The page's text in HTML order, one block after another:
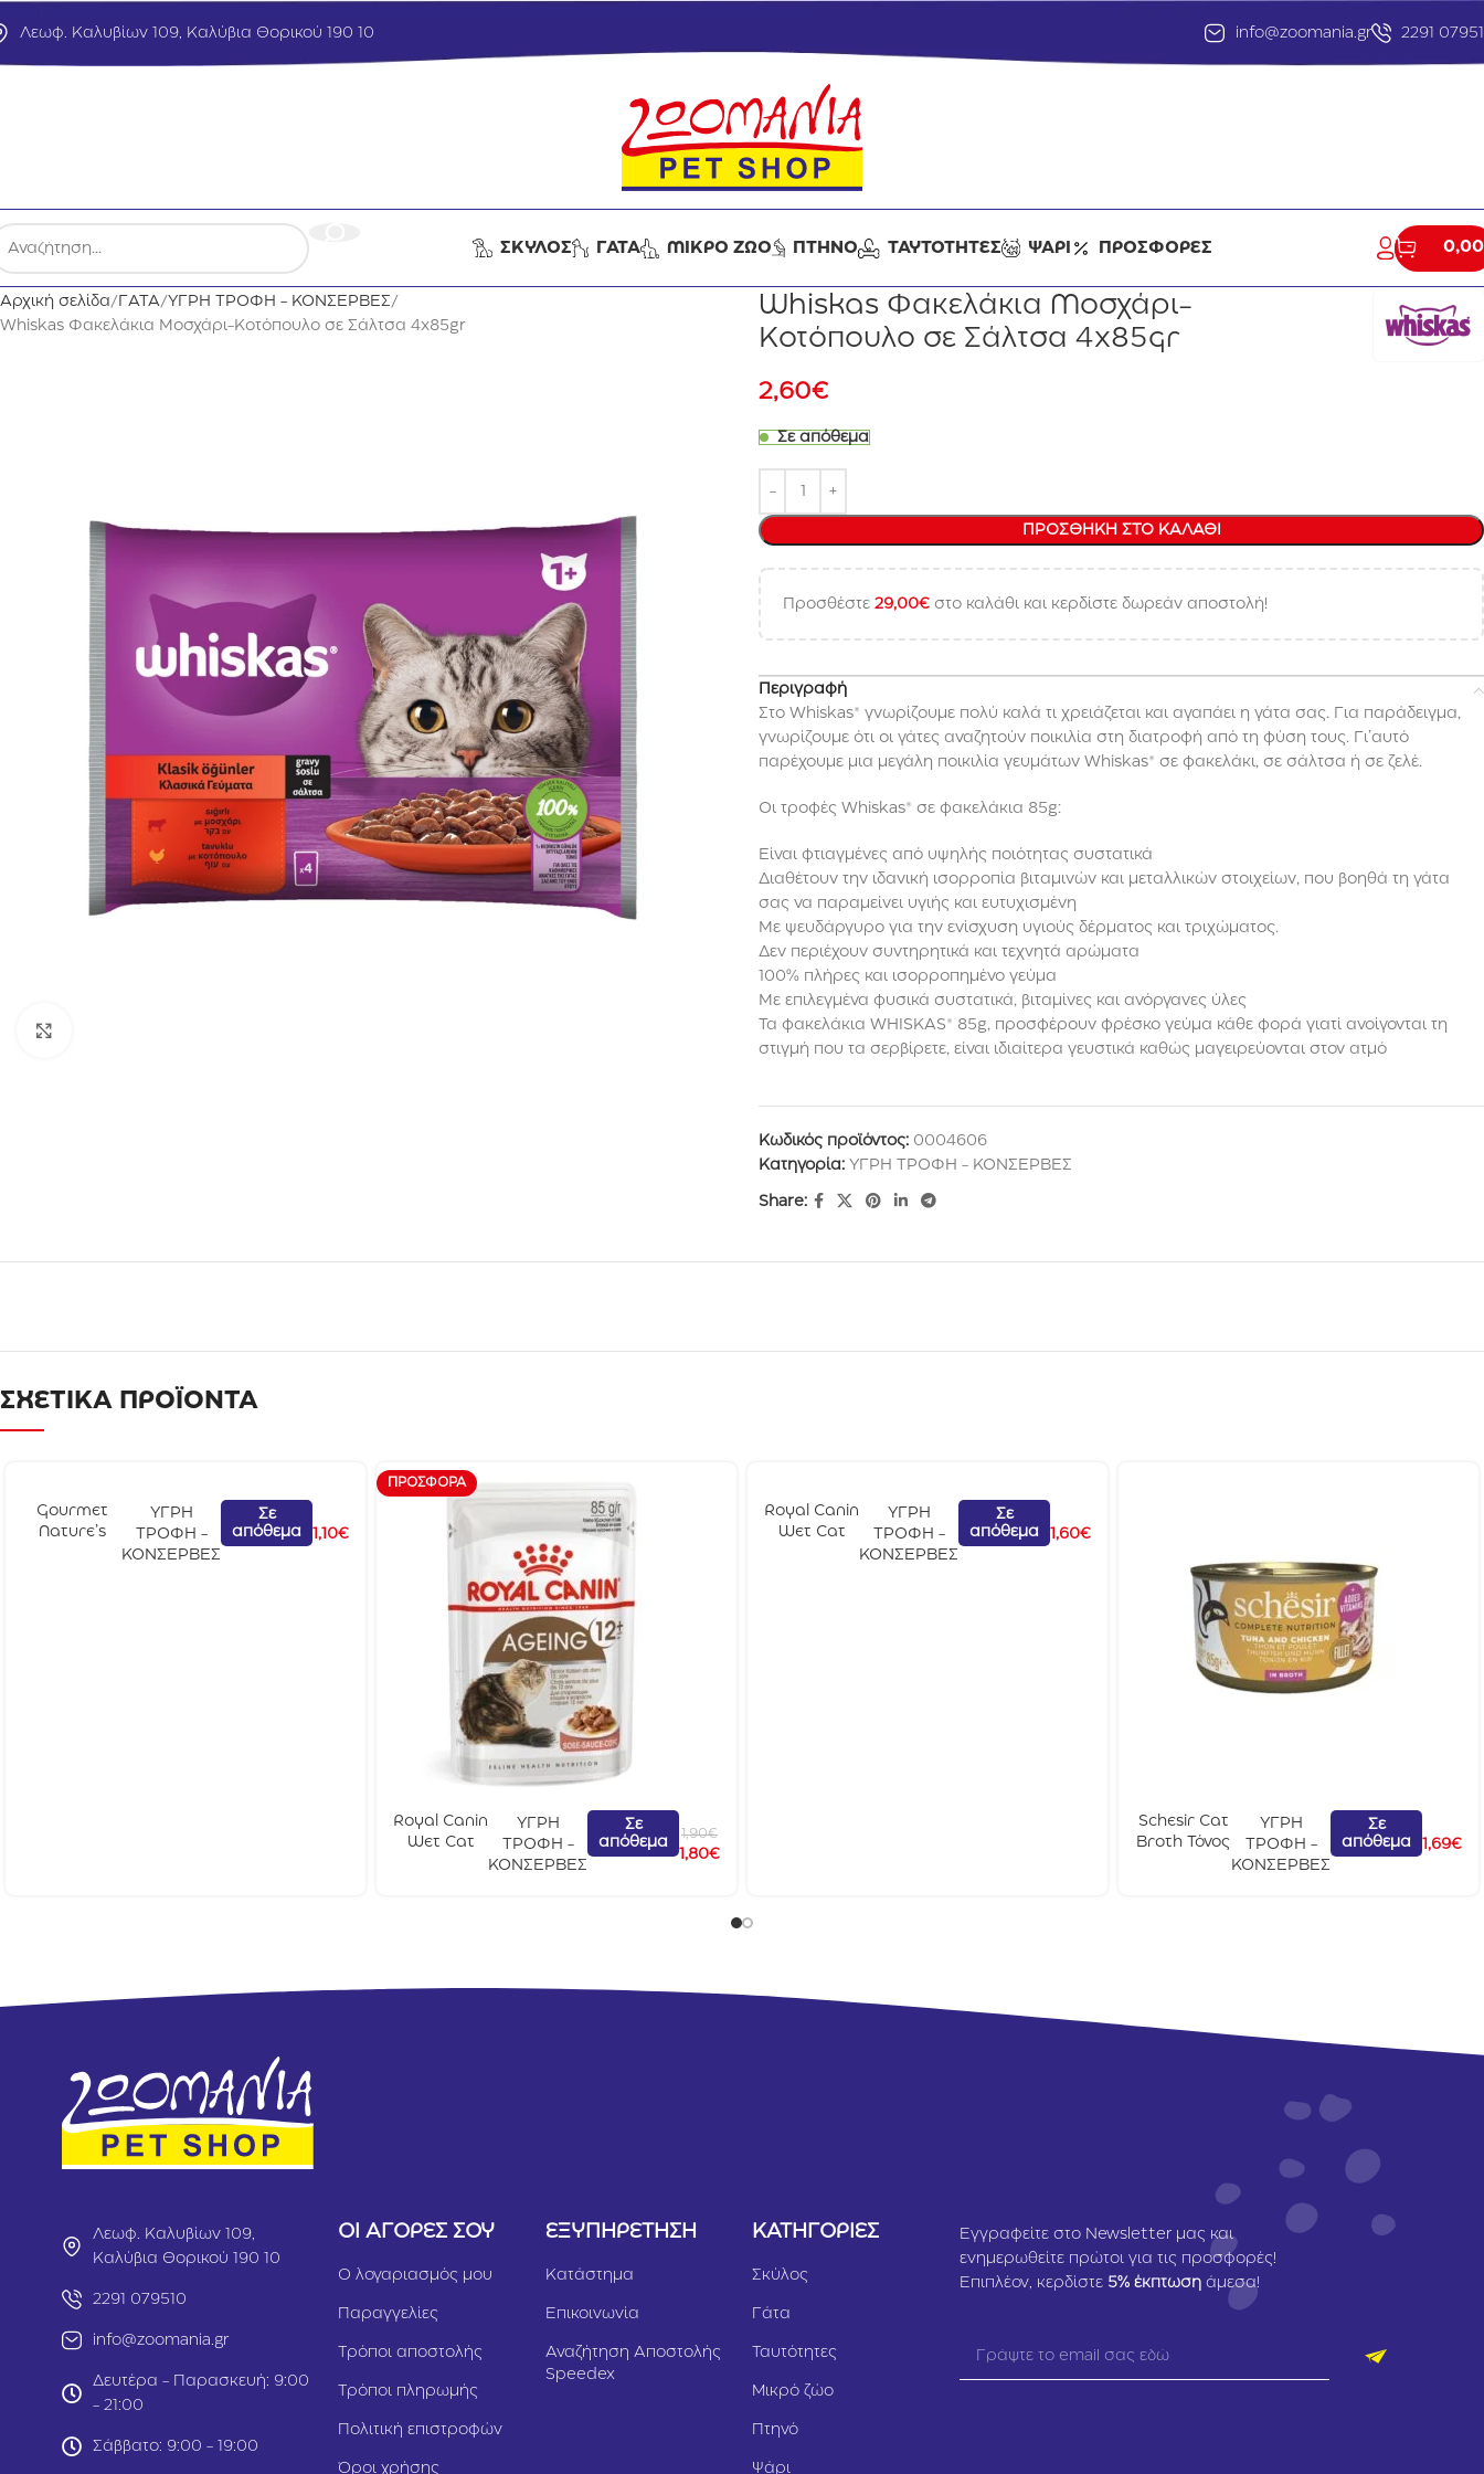
Λεωφ. Καλυβίων 109, Καλύβια Θορικού 190 10 info@zoomania.gr 2291
ΣΚΥΛΟΣ ΓΑΤΑ ΜΙΚΡΟ ΖΩΟ ΠΤΗΝΟ ΤΑΥΤΟΤΗΤΕΣ ΨΑΡΙ ΠΡΟΣΦΟΡΕΣ 0,00
Αρχική σελίδα ΓΑΤΑ
ΥΓΡΗ ΤΡΟΦΗ - ΚΟΝΣΕΡΒΕΣ
Whiskas Φακελάκια Μοσχάρι-Κοτόπουλο σε Σάλτσα 4x85gr
Whiskas Φακελάκια Μοσχάρι-
Κοτόπουλο σε Σάλτσα 4x85gr
2,60€
Σε απόθεμα
ΠΡΟΣΘΉΚΗ ΣΤΟ ΚΑΛΆΘΙ
Προσθέστε 29,00€ στο καλάθι και κερδίστε δωρεάν αποστολή!
Περιγραφή
Στο Whiskas® γνωρίζουμε πολύ καλά τι χρειάζεται και αγαπάει η γάτα σας. Για παράδειγμα,
γνωρίζουμε ότι οι γάτες αναζητούν ποικιλία στη διατροφή από τη φύση τους. Γι’αυτό
παρέχουμε μια μεγάλη ποικιλία γευμάτων Whiskas® σε φακελάκι, σε σάλτσα ή σε ζελέ.
Οι τροφές Whiskas® σε φακελάκια 85g:
Είναι φτιαγμένες από υψηλής ποιότητας συστατικά
Διαθέτουν την ιδανική ισορροπία βιταμινών και μεταλλικών στοιχείων, που βοηθά τη γάτα
σας να παραμείνει υγιής και ευτυχισμένη
Με ψευδάργυρο για την ενίσχυση υγιούς δέρματος και τριχώματος.
Δεν περιέχουν συντηρητικά και τεχνητά αρώματα
100% πλήρες και ισορροπημένο γεύμα
Με επιλεγμένα φυσικά συστατικά, βιταμίνες και ανόργανες ύλες
Τα φακελάκια WHISKAS® 85g, προσφέρουν φρέσκο γεύμα κάθε φορά γιατί ανοίγονται τη
στιγμή που τα σερβίρετε, είναι ιδιαίτερα γευστικά καθώς μαγειρεύονται στον ατμό
Κωδικός προϊόντος: 0004606
Κατηγορία: ΥΓΡΗ ΤΡΟΦΗ - ΚΟΝΣΕΡΒΕΣ
Share:
ΣΧΕΤΙΚΑ ΠΡΟΪΟΝΤΑ
Gourmet
Nature’s
ΥΓΡΗ
ΤΡΟΦΗ -
ΚΟΝΣΕΡΒΕΣ
Σε
απόθεμα
1,10€
ΠΡΟΣΦΟΡΆ
Royal Canin
Wet Cat
ΥΓΡΗ
ΤΡΟΦΗ -
ΚΟΝΣΕΡΒΕΣ
Σε
απόθεμα
1,90€
1,80€
Royal Canin
Wet Cat
ΥΓΡΗ
ΤΡΟΦΗ -
ΚΟΝΣΕΡΒΕΣ
Σε
απόθεμα
1,60€
Schesir Cat
Broth Τόνος
ΥΓΡΗ
ΤΡΟΦΗ -
ΚΟΝΣΕΡΒΕΣ
Σε
απόθεμα
1,69€
Λεωφ. Καλυβίων 109,
Καλύβια Θορικού 190 10
2291 079510
info@zoomania.gr
Δευτέρα - Παρασκευή: 9:00
- 21:00
Σάββατο: 9:00 - 19:00
ΟΙ ΑΓΟΡΕΣ ΣΟΥ
Ο λογαριασμός μου
Παραγγελίες
Τρόποι αποστολής
Τρόποι πληρωμής
Πολιτική επιστροφών
Όροι χρήσης
ΕΞΥΠΗΡΕΤΗΣΗ
Κατάστημα
Επικοινωνία
Αναζήτηση Αποστολής
Speedex
ΚΑΤΗΓΟΡΙΕΣ
Σκύλος
Γάτα
Ταυτότητες
Μικρό ζώο
Πτηνό
Ψάρι
Εγγραφείτε στο Newsletter μας και
ενημερωθείτε πρώτοι για τις προσφορές!
Επιπλέον, κερδίστε 5% έκπτωση άμεσα!